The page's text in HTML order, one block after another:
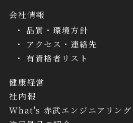
会社情報
品質・環境方針
アクセス・連絡先
有資格者リスト
健康経営
社内報
What's 赤武エンジニアリング